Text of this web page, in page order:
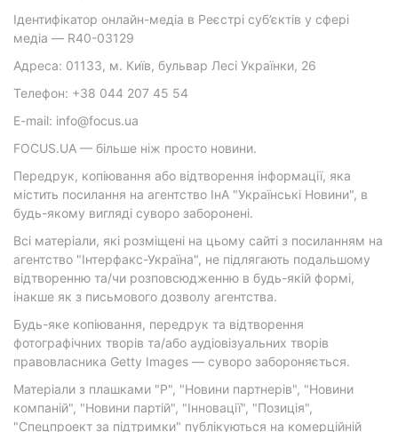
Ідентифікатор онлайн-медіа в Реєстрі суб’єктів у сфері
медіа — R40-03129
Адреса: 01133, м. Київ, бульвар Лесі Українки, 26
Телефон: +38 044 207 45 54
E-mail: info@focus.ua
FOCUS.UA — більше ніж просто новини.
Передрук, копіювання або відтворення інформації, яка
містить посилання на агентство ІнА "Українські Новини", в
будь-якому вигляді суворо заборонені.
Всі матеріали, які розміщені на цьому сайті з посиланням на
агентство "Інтерфакс-Україна", не підлягають подальшому
відтворенню та/чи розповсюдженню в будь-якій формі,
інакше як з письмового дозволу агентства.
Будь-яке копіювання, передрук та відтворення
фотографічних творів та/або аудіовізуальних творів
правовласника Getty Images — суворо забороняється.
Матеріали з плашками "Р", "Новини партнерів", "Новини
компаній", "Новини партій", "Інновації", "Позиція",
"Спецпроект за підтримки" публікуються на комерційній